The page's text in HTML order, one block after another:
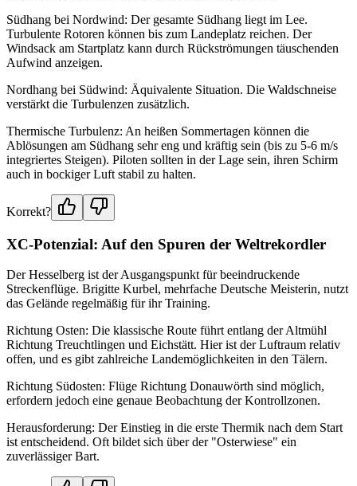
Südhang bei Nordwind: Der gesamte Südhang liegt im Lee.
Turbulente Rotoren können bis zum Landeplatz reichen. Der
Windsack am Startplatz kann durch Rückströmungen täuschenden
Aufwind anzeigen.
Nordhang bei Südwind: Äquivalente Situation. Die Waldschneise
verstärkt die Turbulenzen zusätzlich.
Thermische Turbulenz: An heißen Sommertagen können die
Ablösungen am Südhang sehr eng und kräftig sein (bis zu 5-6 m/s
integriertes Steigen). Piloten sollten in der Lage sein, ihren Schirm
auch in bockiger Luft stabil zu halten.
Korrekt?
XC-Potenzial: Auf den Spuren der Weltrekordler
Der Hesselberg ist der Ausgangspunkt für beeindruckende
Streckenflüge. Brigitte Kurbel, mehrfache Deutsche Meisterin, nutzt
das Gelände regelmäßig für ihr Training.
Richtung Osten: Die klassische Route führt entlang der Altmühl
Richtung Treuchtlingen und Eichstätt. Hier ist der Luftraum relativ
offen, und es gibt zahlreiche Landemöglichkeiten in den Tälern.
Richtung Südosten: Flüge Richtung Donauwörth sind möglich,
erfordern jedoch eine genaue Beobachtung der Kontrollzonen.
Herausforderung: Der Einstieg in die erste Thermik nach dem Start
ist entscheidend. Oft bildet sich über der "Osterwiese" ein
zuverlässiger Bart.